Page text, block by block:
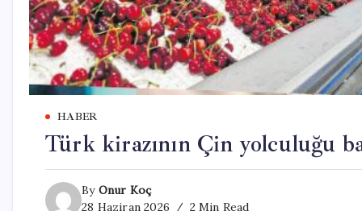
HABER
Türk kirazının Çin yolculuğu
By Onur Koç
28 Haziran 2026
2 Min Read